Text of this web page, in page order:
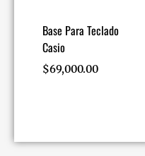
Base Para Teclado
Casio
$69,000.00